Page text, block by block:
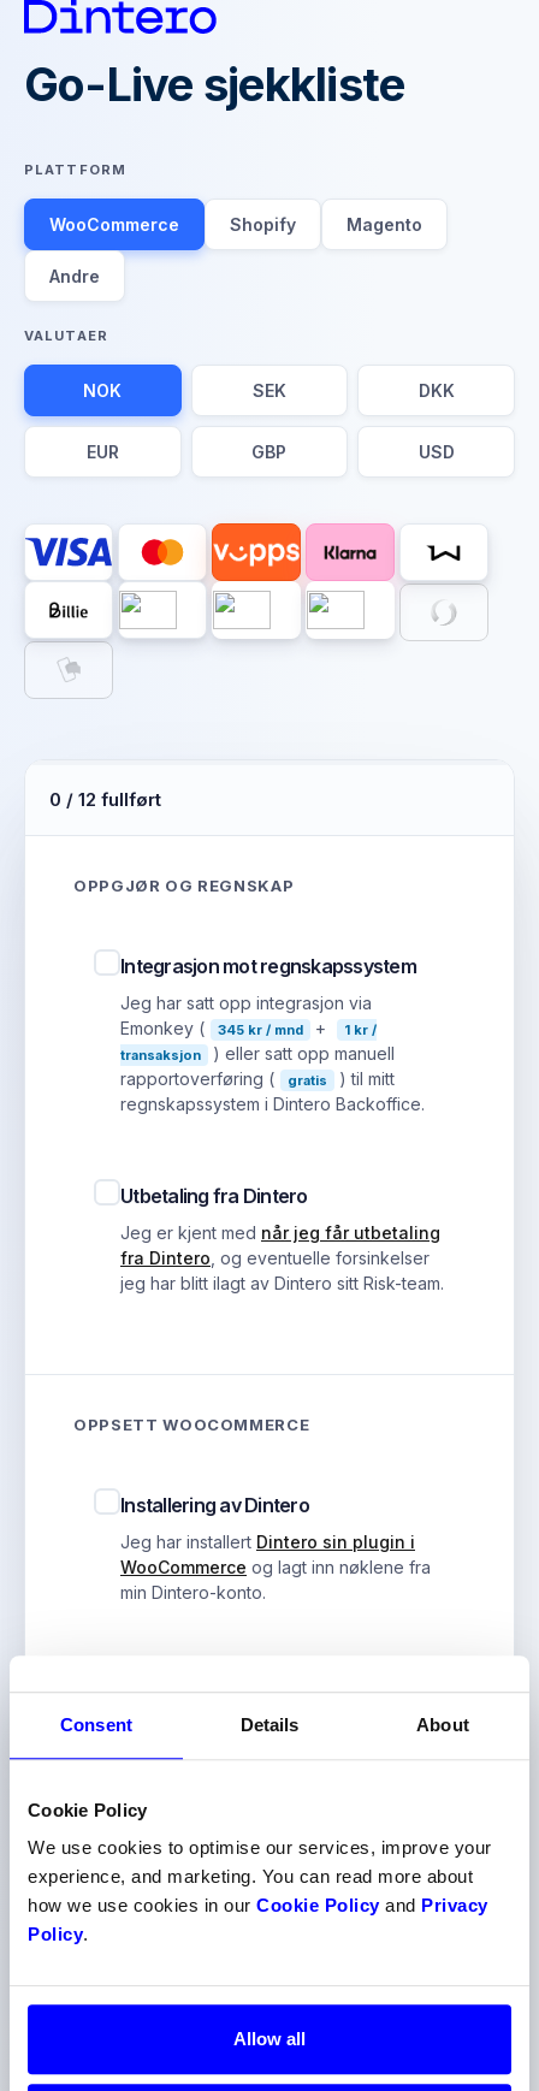
Consent Details About
Cookie Policy
We use cookies to optimise our services, improve your
experience, and marketing. You can read more about
how we use cookies in our Cookie Policyand Privacy
Policy.
Allow all
Go-Live sjekkliste
PLATTFORM
WooCommerce Shopify Magento
Andre
VALUTAER
NOK SEK DKK
EUR GBP USD
0 / 12 fullført
OPPGJØR OG REGNSKAP
Integrasjon mot regnskapssystem
Jeg har satt opp integrasjon via
Emonkey (
345 kr / mnd +
1 kr /
transaksjon
) eller satt opp manuell
rapportoverføring (
gratis
) til mitt
regnskapssystem i Dintero Backoffice.
Utbetaling fra Dintero
Jeg er kjent med når jeg får utbetaling
fra Dintero , og eventuelle forsinkelser
jeg har blitt ilagt av Dintero sitt Risk-team.
OPPSETT WOOCOMMERCE
Installering av Dintero
Jeg har installert Dintero sin plugin i
WooCommerce og lagt inn nøklene fra
min Dintero-konto.
Desimaler er satt til 2 i WooCommerce-
Deaktivert øreavrunding på delsum
Sjekk at "Rounding at subtotal level" er
oppsett i kassen, som "Embed Express"